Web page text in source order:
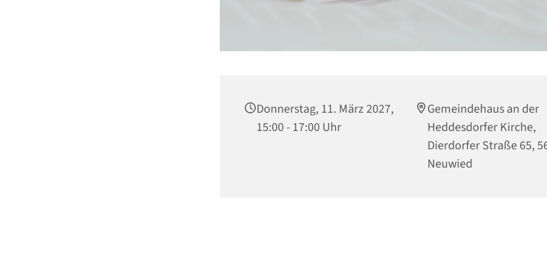
Donnerstag, 11. März 2027,
15:00 - 17:00 Uhr
Gemeindehaus an der
Heddesdorfer Kirche,
Dierdorfer Straße 65,
Neuwied